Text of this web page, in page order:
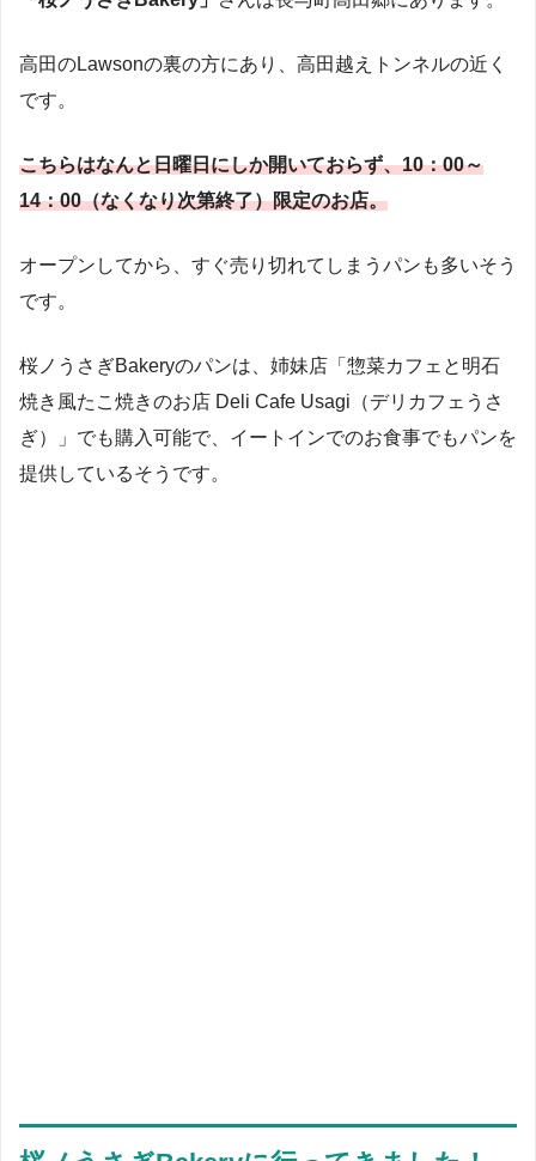
高田のLawsonの裏の方にあり、高田越えトンネルの近く
です。
こちらはなんと日曜日にしか開いておらず、10：00～
14：00（なくなり次第終了）限定のお店。
オープンしてから、すぐ売り切れてしまうパンも多いそう
です。
桜ノうさぎBakeryのパンは、姉妹店「惣菜カフェと明石
焼き風たこ焼きのお店 Deli Cafe Usagi（デリカフェうさ
ぎ）」でも購入可能で、イートインでのお食事でもパンを
提供しているそうです。